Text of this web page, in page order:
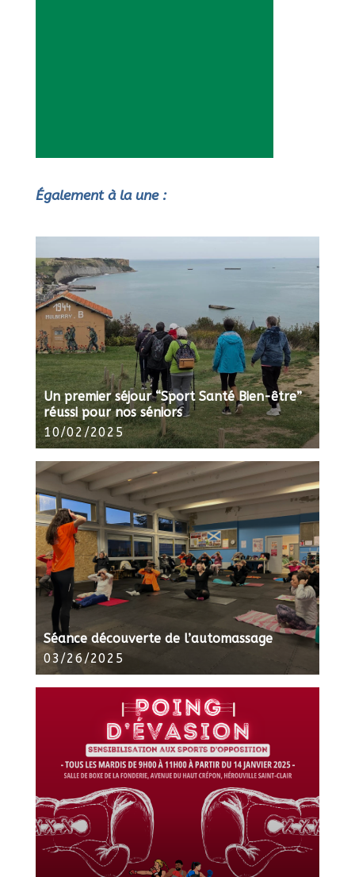
Également à la une :
Un premier séjour “Sport Santé Bien-être”
réussi pour nos séniors
10/02/2025
Séance découverte de l’automassage
03/26/2025